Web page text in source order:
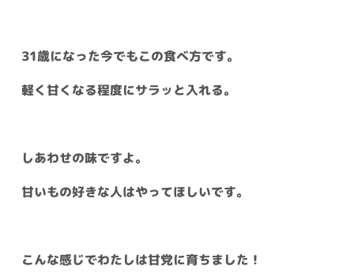
31歳になった今でもこの食べ方です。
軽く甘くなる程度にサラッと入れる。
しあわせの味ですよ。
甘いもの好きな人はやってほしいです。
こんな感じでわたしは甘党に育ちました！